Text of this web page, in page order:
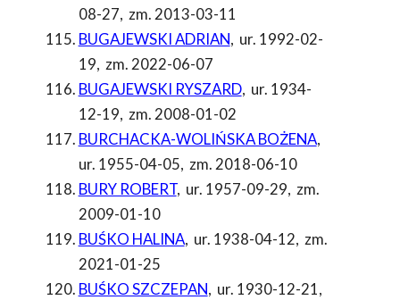
08-27, zm. 2013-03-11
BUGAJEWSKI ADRIAN, ur. 1992-02-
19, zm. 2022-06-07
BUGAJEWSKI RYSZARD, ur. 1934-
12-19, zm. 2008-01-02
BURCHACKA-WOLIŃSKA BOŻENA,
ur. 1955-04-05, zm. 2018-06-10
BURY ROBERT, ur. 1957-09-29, zm.
2009-01-10
BUŚKO HALINA, ur. 1938-04-12, zm.
2021-01-25
BUŚKO SZCZEPAN, ur. 1930-12-21,